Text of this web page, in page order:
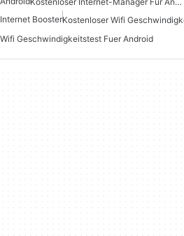
Internet Booster
Wifi Geschwindigkeitstest Fuer Android